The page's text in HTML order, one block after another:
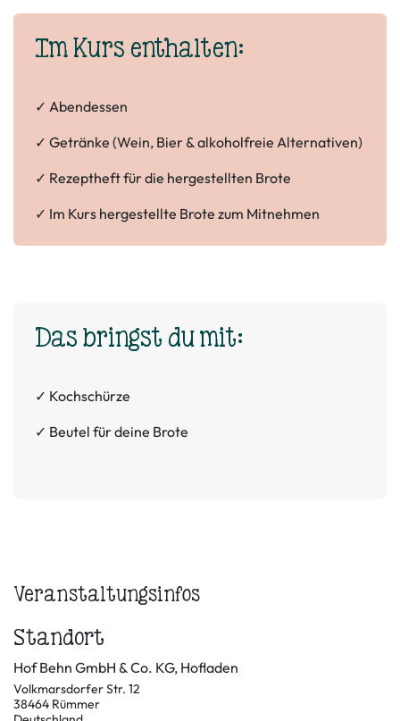
Im Kurs enthalten:
✓ Abendessen
✓ Getränke (Wein, Bier & alkoholfreie Alternativen)
✓ Rezeptheft für die hergestellten Brote
✓ Im Kurs hergestellte Brote zum Mitnehmen
Das bringst du mit:
✓ Kochschürze
✓ Beutel für deine Brote
Veranstaltungsinfos
Standort
Hof Behn GmbH & Co. KG, Hofladen
Volkmarsdorfer Str. 12
38464 Rümmer